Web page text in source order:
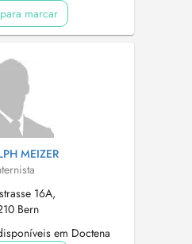
marcar
MEIZER
16A,
Bern
em Doctena